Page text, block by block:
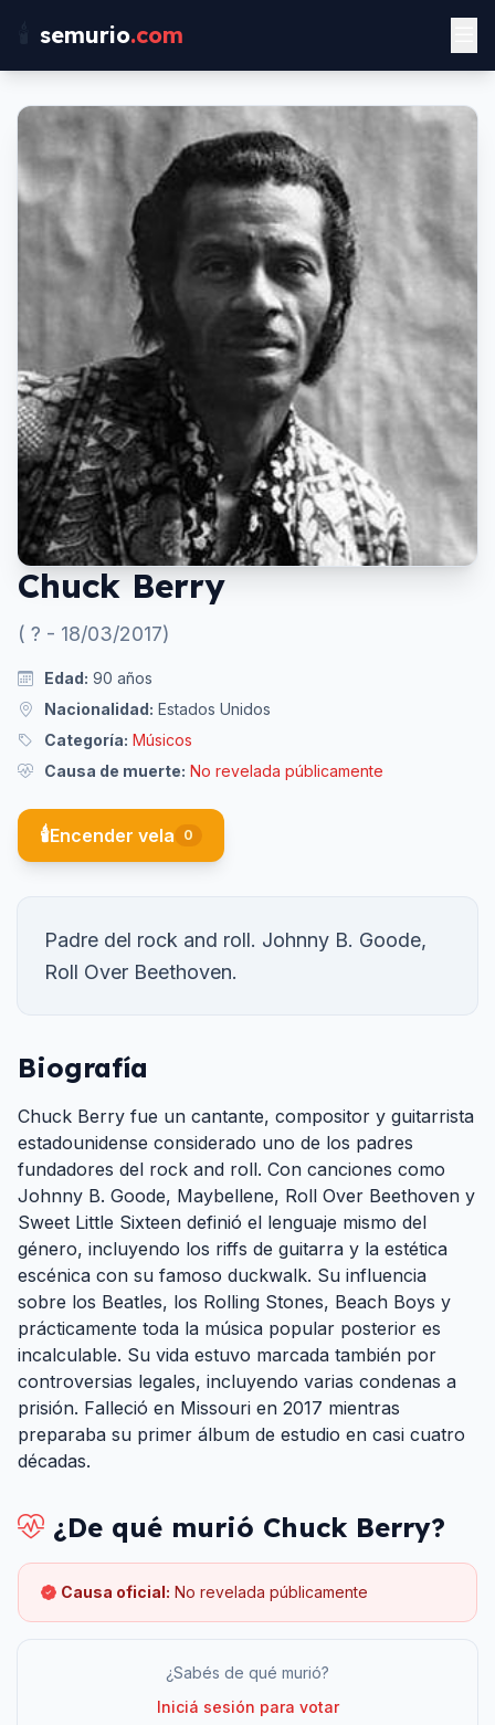
semurio.com
Chuck Berry
( ? - 18/03/2017)
Edad: 90 años
Nacionalidad: Estados Unidos
Categoría: Músicos
Causa de muerte: No revelada públicamente
🕯️Encender vela 0
Padre del rock and roll. Johnny B. Goode,
Roll Over Beethoven.
Biografía
Chuck Berry fue un cantante, compositor y guitarrista
estadounidense considerado uno de los padres
fundadores del rock and roll. Con canciones como
Johnny B. Goode, Maybellene, Roll Over Beethoven y
Sweet Little Sixteen definió el lenguaje mismo del
género, incluyendo los riffs de guitarra y la estética
escénica con su famoso duckwalk. Su influencia
sobre los Beatles, los Rolling Stones, Beach Boys y
prácticamente toda la música popular posterior es
incalculable. Su vida estuvo marcada también por
controversias legales, incluyendo varias condenas a
prisión. Falleció en Missouri en 2017 mientras
preparaba su primer álbum de estudio en casi cuatro
décadas.
¿De qué murió Chuck Berry?
Causa oficial: No revelada públicamente
¿Sabés de qué murió?
Iniciá sesión para votar